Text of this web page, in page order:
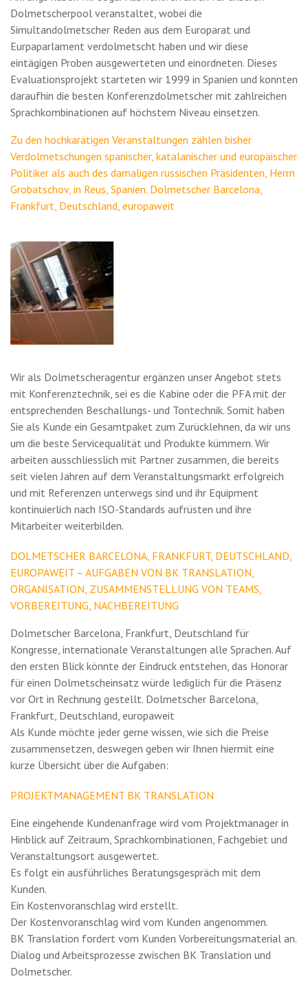
Dolmetscherpool veranstaltet, wobei die
Simultandolmetscher Reden aus dem Europarat und
Eurpaparlament verdolmetscht haben und wir diese
eintägigen Proben ausgewerteten und einordneten. Dieses
Evaluationsprojekt starteten wir 1999 in Spanien und konnten
daraufhin die besten Konferenzdolmetscher mit zahlreichen
Sprachkombinationen auf höchstem Niveau einsetzen.
Zu den hochkarätigen Veranstaltungen zählen bisher
Verdolmetschungen spanischer, katalanischer und europäischer
Politiker als auch des damaligen russischen Präsidenten, Herrn
Grobatschov, in Reus, Spanien. Dolmetscher Barcelona,
Frankfurt, Deutschland, europaweit
Wir als Dolmetscheragentur ergänzen unser Angebot stets
mit Konferenztechnik, sei es die Kabine oder die PFA mit der
entsprechenden Beschallungs- und Tontechnik. Somit haben
Sie als Kunde ein Gesamtpaket zum Zurücklehnen, da wir uns
um die beste Servicequalität und Produkte kümmern. Wir
arbeiten ausschliesslich mit Partner zusammen, die bereits
seit vielen Jahren auf dem Veranstaltungsmarkt erfolgreich
und mit Referenzen unterwegs sind und ihr Equipment
kontinuierlich nach ISO-Standards aufrüsten und ihre
Mitarbeiter weiterbilden.
DOLMETSCHER BARCELONA, FRANKFURT, DEUTSCHLAND,
EUROPAWEIT – AUFGABEN VON BK TRANSLATION,
ORGANISATION, ZUSAMMENSTELLUNG VON TEAMS,
VORBEREITUNG, NACHBEREITUNG
Dolmetscher Barcelona, Frankfurt, Deutschland für
Kongresse, internationale Veranstaltungen alle Sprachen. Auf
den ersten Blick könnte der Eindruck entstehen, das Honorar
für einen Dolmetscheinsatz würde lediglich für die Präsenz
vor Ort in Rechnung gestellt. Dolmetscher Barcelona,
Frankfurt, Deutschland, europaweit
Als Kunde möchte jeder gerne wissen, wie sich die Preise
zusammensetzen, deswegen geben wir Ihnen hiermit eine
kurze Übersicht über die Aufgaben:
PROJEKTMANAGEMENT BK TRANSLATION
Eine eingehende Kundenanfrage wird vom Projektmanager in
Hinblick auf Zeitraum, Sprachkombinationen, Fachgebiet und
Veranstaltungsort ausgewertet.
Es folgt ein ausführliches Beratungsgespräch mit dem
Kunden.
Ein Kostenvoranschlag wird erstellt.
Der Kostenvoranschlag wird vom Kunden angenommen.
BK Translation fordert vom Kunden Vorbereitungsmaterial an.
Dialog und Arbeitsprozesse zwischen BK Translation und
Dolmetscher.